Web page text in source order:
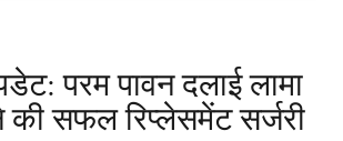
परम पावन दलाई लामा
सफल रिप्लेसमेंट सर्जरी